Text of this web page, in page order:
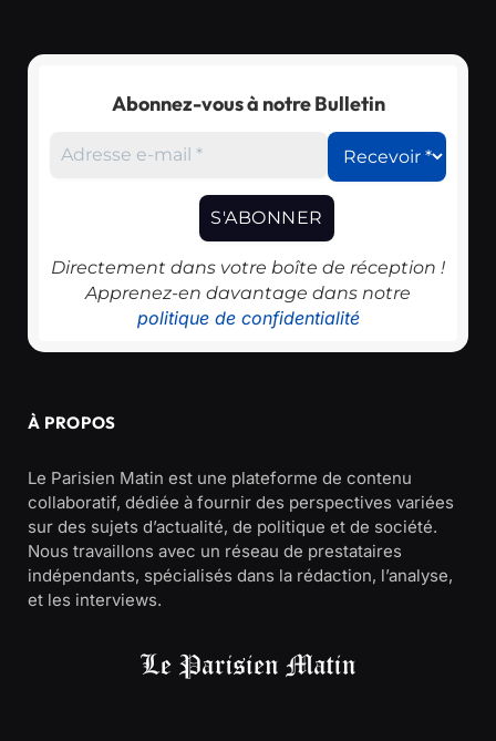
Abonnez-vous à notre Bulletin
Directement dans votre boîte de réception !
Apprenez-en davantage dans notre
politique de confidentialité
À PROPOS
Le Parisien Matin est une plateforme de contenu
collaboratif, dédiée à fournir des perspectives variées
sur des sujets d’actualité, de politique et de société.
Nous travaillons avec un réseau de prestataires
indépendants, spécialisés dans la rédaction, l’analyse,
et les interviews.